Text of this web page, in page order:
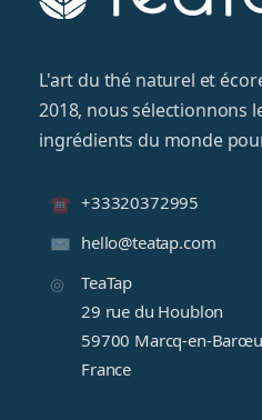
L'art du thé naturel et
2018, nous sélectionnons
ingrédients du monde
+33320372995
hello@teatap.com
TeaTap
29 rue du Houblon
59700 Marcq-en-
France